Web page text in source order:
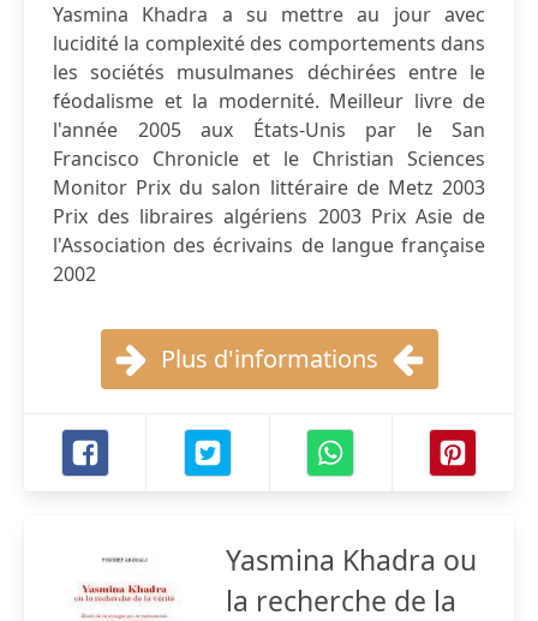
Yasmina Khadra a su mettre au jour avec
lucidité la complexité des comportements dans
les sociétés musulmanes déchirées entre le
féodalisme et la modernité. Meilleur livre de
l'année 2005 aux États-Unis par le San
Francisco Chronicle et le Christian Sciences
Monitor Prix du salon littéraire de Metz 2003
Prix des libraires algériens 2003 Prix Asie de
l'Association des écrivains de langue française
2002
Plus d'informations
Yasmina Khadra ou
la recherche de la